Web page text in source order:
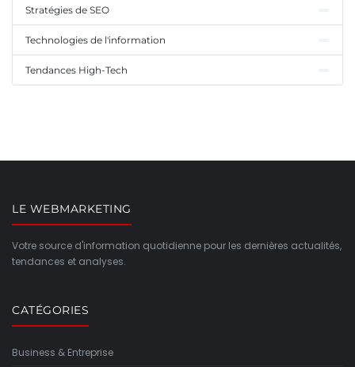
Stratégies de SEO
Technologies de l'information
Tendances High-Tech
LE WEBMARKETING
Votre source d'information quotidienne pour les dernières actualités,
tendances et analyses.
CATÉGORIES
Business & Entreprise